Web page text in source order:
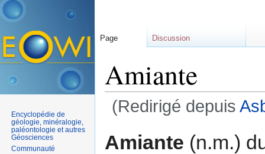
Amiante
(Redirigé depuis
Amiante (n.m.)
Page Discussion
Encyclopédie de
géologie, minéralogie,
paléontologie et autres
Géosciences
Communauté